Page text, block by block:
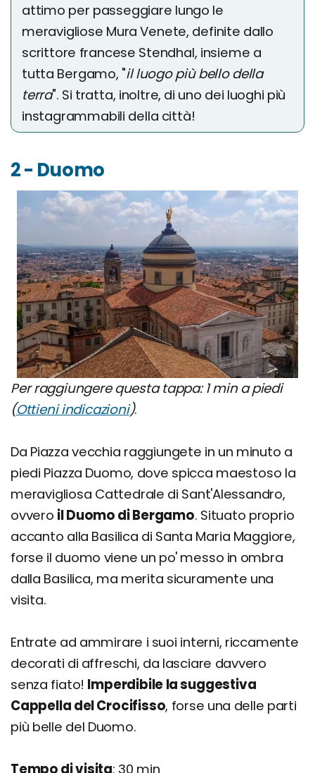
attimo per passeggiare lungo le
meravigliose Mura Venete, definite dallo
scrittore francese Stendhal, insieme a
tutta Bergamo, "il luogo più bello della
terra". Si tratta, inoltre, di uno dei luoghi più
instagrammabili della città!
2 - Duomo
Per raggiungere questa tappa: 1 min a piedi
(Ottieni indicazioni).
Da Piazza vecchia raggiungete in un minuto a
piedi Piazza Duomo, dove spicca maestoso la
meravigliosa Cattedrale di Sant'Alessandro,
ovvero il Duomo di Bergamo. Situato proprio
accanto alla Basilica di Santa Maria Maggiore,
forse il duomo viene un po' messo in ombra
dalla Basilica, ma merita sicuramente una
visita.
Entrate ad ammirare i suoi interni, riccamente
decorati di affreschi, da lasciare davvero
senza fiato! Imperdibile la suggestiva
Cappella del Crocifisso, forse una delle parti
più belle del Duomo.
Tempo di visita: 30 min